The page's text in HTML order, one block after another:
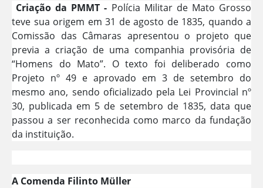
Criação da PMMT - Polícia Militar de Mato Grosso
teve sua origem em 31 de agosto de 1835, quando a
Comissão das Câmaras apresentou o projeto que
previa a criação de uma companhia provisória de
“Homens do Mato”. O texto foi deliberado como
Projeto nº 49 e aprovado em 3 de setembro do
mesmo ano, sendo oficializado pela Lei Provincial nº
30, publicada em 5 de setembro de 1835, data que
passou a ser reconhecida como marco da fundação
da instituição.
A Comenda Filinto Müller